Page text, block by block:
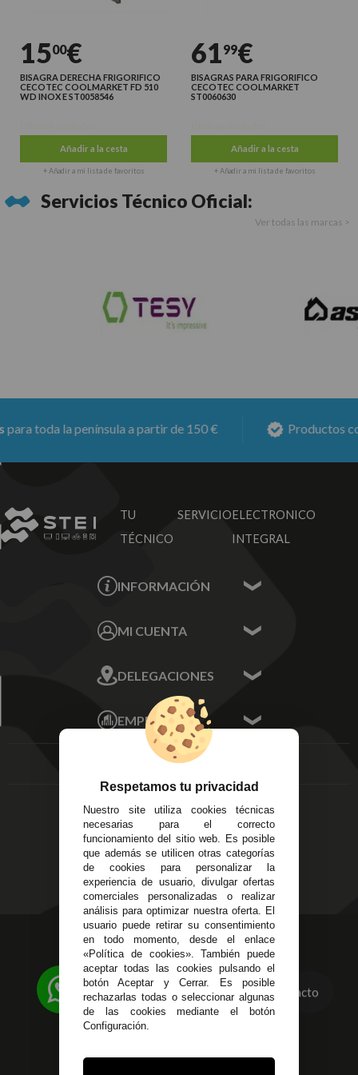
1500€
BISAGRA DERECHA FRIGORIFICO
CECOTEC COOLMARKET FD 510
WD INOX E ST0058546
Añadir a la cesta
+ Añadir a mi lista de favoritos
6199€
BISAGRAS PARA FRIGORIFICO
CECOTEC COOLMARKET
ST0060630
Añadir a la cesta
+ Añadir a mi lista de favoritos
Servicios Técnico Oficial:
Ver todas las marcas >
toda la península a partir de 150 € Productos con
TU SERVICIO
TÉCNICO
ELECTRONICO
INTEGRAL
INFORMACIÓN
Sobre nosotros
MI CUENTA
Mis Direcciones
Mis Pedidos
Mis favoritos
FAQ's
DELEGACIONES
Écija - Sevilla
Av. Plaza de Toros.
Local 3
Córdoba
14
Alzira - Valencia
C/ Esplugues, 135
EMPRESA
Aviso Legal
Devoluciones
Política de Privacidad
Pago Seguro
Terminos y
Condiciones Generales
Políticas de Cookies
623 23 31 98
Atendemos Whatsapp
955 44 45 43/955 44 45 44
info@steielectronica.com
Avenida Plaza de Toros,
Contacto
Respetamos tu privacidad
Nuestro site utiliza cookies técnicas
necesarias para el correcto
funcionamiento del sitio web. Es posible
que además se utilicen otras categorías
de cookies para personalizar la
experiencia de usuario, divulgar ofertas
comerciales personalizadas o realizar
análisis para optimizar nuestra oferta. El
usuario puede retirar su consentimiento
en todo momento, desde el enlace
«Política de cookies». También puede
aceptar todas las cookies pulsando el
botón Aceptar y Cerrar. Es posible
rechazarlas todas o seleccionar algunas
de las cookies mediante el botón
Configuración.